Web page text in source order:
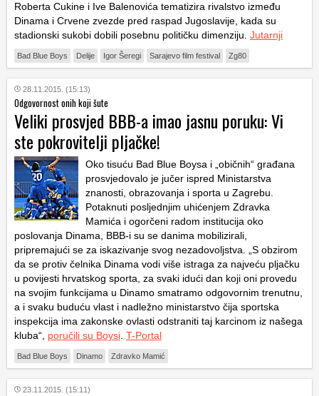
Roberta Cukine i Ive Balenovića tematizira rivalstvo između
Dinama i Crvene zvezde pred raspad Jugoslavije, kada su
stadionski sukobi dobili posebnu političku dimenziju. Jutarnji
Bad Blue Boys Delije Igor Šeregi Sarajevo film festival Zg80
28.11.2015. (15:13)
Odgovornost onih koji šute
Veliki prosvjed BBB-a imao jasnu poruku: Vi
ste pokrovitelji pljačke!
Oko tisuću Bad Blue Boysa i „običnih“ građana
prosvjedovalo je jučer ispred Ministarstva
znanosti, obrazovanja i sporta u Zagrebu.
Potaknuti posljednjim uhićenjem Zdravka
Mamića i ogorčeni radom institucija oko
poslovanja Dinama, BBB-i su se danima mobilizirali,
pripremajući se za iskazivanje svog nezadovoljstva. „S obzirom
da se protiv čelnika Dinama vodi više istraga za najveću pljačku
u povijesti hrvatskog sporta, za svaki idući dan koji oni provedu
na svojim funkcijama u Dinamo smatramo odgovornim trenutnu,
a i svaku buduću vlast i nadležno ministarstvo čija sportska
inspekcija ima zakonske ovlasti odstraniti taj karcinom iz našega
kluba“, poručili su Boysi T-Portal
Bad Blue Boys Dinamo Zdravko Mamić
23.11.2015. (15:11)